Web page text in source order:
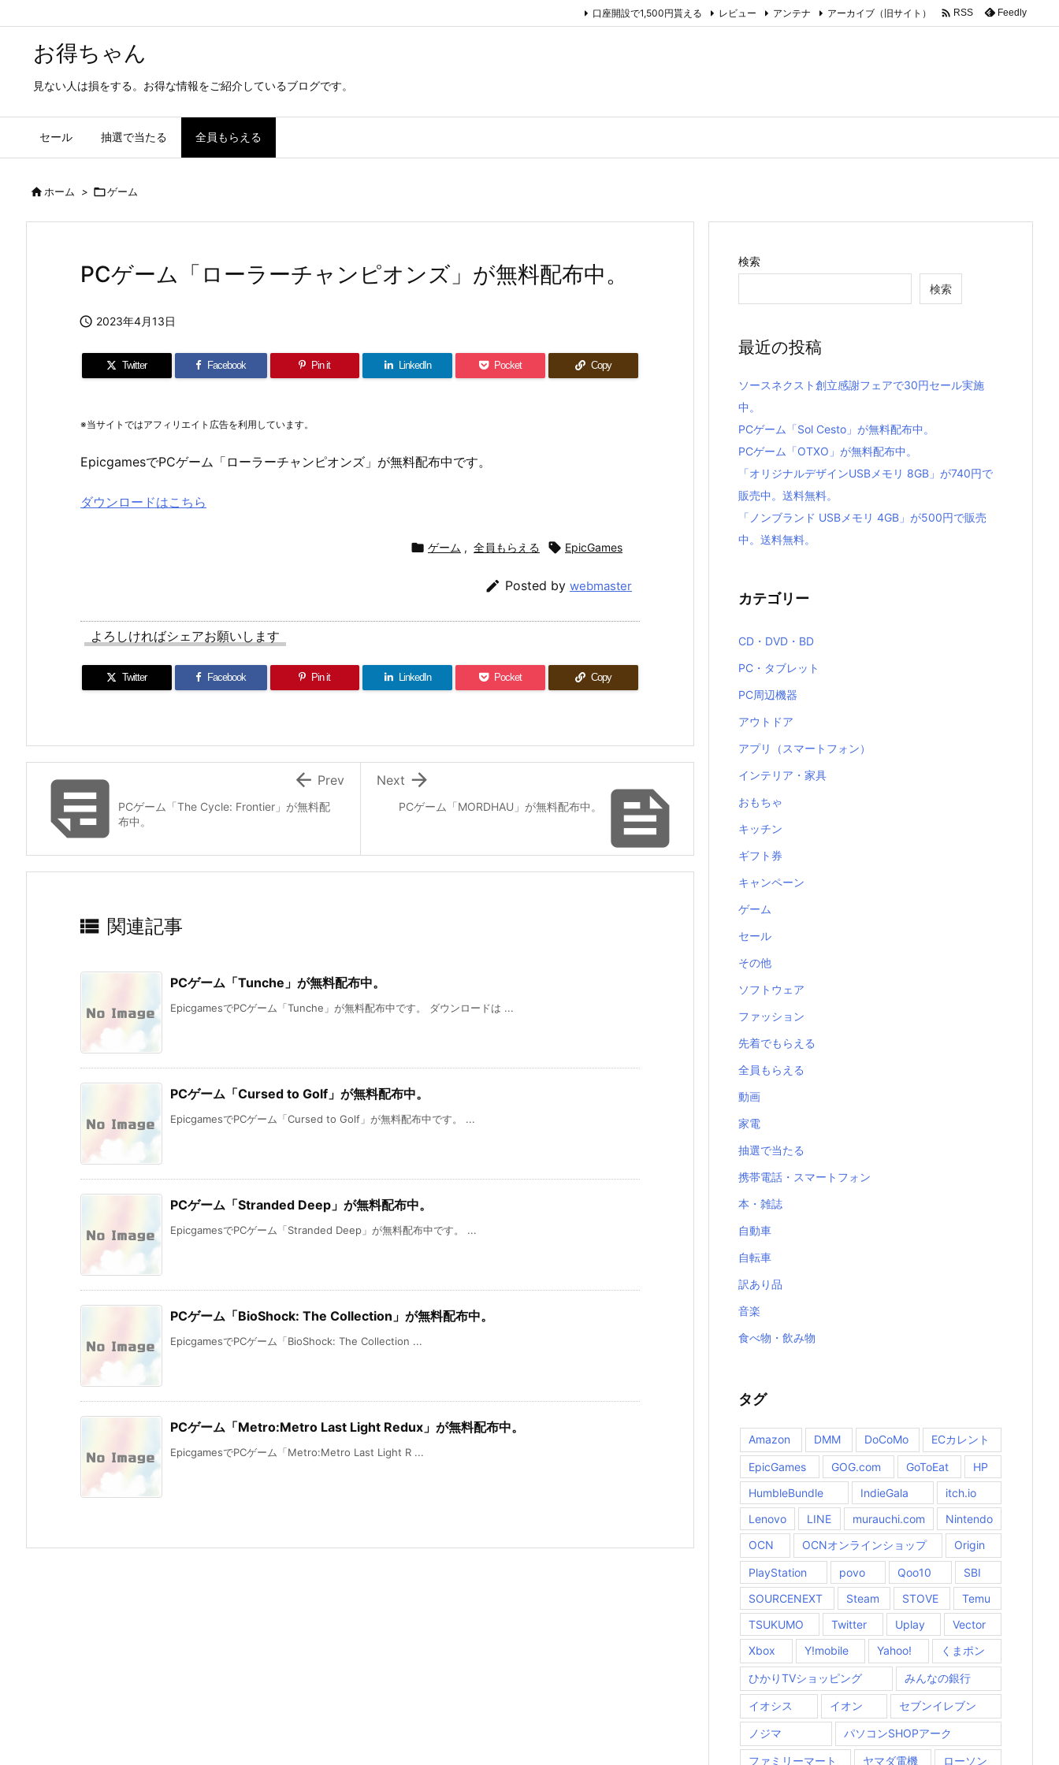
お得ちゃん
見ない人は損をする。お得な情報をご紹介しているブログです。
セール 抽選で当たる 全員もらえる
口座開設で1,500円貰える レビュー アンテナ アーカイブ（旧サイト）  RSS Feedly
ホーム > ゲーム
PCゲーム「ローラーチャンピオンズ」が無料配布中。
 2023年4月13日
Twitter Facebook Pin it LinkedIn Pocket Copy
※当サイトではアフィリエイト広告を利用しています。
EpicgamesでPCゲーム「ローラーチャンピオンズ」が無料配布中です。
ダウンロードはこちら
 ゲーム , 全員もらえる  EpicGames
 Posted by webmaster
よろしければシェアお願いします
Twitter Facebook Pin it LinkedIn Pocket Copy

PCゲーム「MORDHAU」が無料配布中。

Next
PCゲーム「The Cycle: Frontier」が無料配
布中。
 Prev
 関連記事
PCゲーム「Tunche」が無料配布中。
EpicgamesでPCゲーム「Tunche」が無料配布中です。 ダウンロードは ...
PCゲーム「Cursed to Golf」が無料配布中。
EpicgamesでPCゲーム「Cursed to Golf」が無料配布中です。 ...
PCゲーム「Stranded Deep」が無料配布中。
EpicgamesでPCゲーム「Stranded Deep」が無料配布中です。 ...
PCゲーム「BioShock: The Collection」が無料配布中。
EpicgamesでPCゲーム「BioShock: The Collection ...
PCゲーム「Metro:Metro Last Light Redux」が無料配布中。
EpicgamesでPCゲーム「Metro:Metro Last Light R ...
検索
検索
最近の投稿
ソースネクスト創立感謝フェアで30円セール実施
中。
PCゲーム「Sol Cesto」が無料配布中。
PCゲーム「OTXO」が無料配布中。
「オリジナルデザインUSBメモリ 8GB」が740円で
販売中。送料無料。
「ノンブランド USBメモリ 4GB」が500円で販売
中。送料無料。
カテゴリー
CD・DVD・BD
PC・タブレット
PC周辺機器
アウトドア
アプリ（スマートフォン）
インテリア・家具
おもちゃ
キッチン
ギフト券
キャンペーン
ゲーム
セール
その他
ソフトウェア
ファッション
先着でもらえる
全員もらえる
動画
家電
抽選で当たる
携帯電話・スマートフォン
本・雑誌
自動車
自転車
訳あり品
音楽
食べ物・飲み物
タグ
Amazon DMM DoCoMo ECカレント
EpicGames GOG.com GoToEat
HP
HumbleBundle
IndieGala
itch.io
Lenovo
LINE murauchi.com
Nintendo
OCN
OCNオンラインショップ Origin
PlayStation povo Qoo10
SBI
SOURCENEXT
Steam STOVE
Temu
TSUKUMO
Twitter Uplay
Vector
Xbox
Y!mobile Yahoo! くまポン
ひかりTVショッピング みんなの銀行
イオシス イオン セブンイレブン
ノジマ パソコンSHOPアーク
ファミリーマート ヤマダ電機 ローソン